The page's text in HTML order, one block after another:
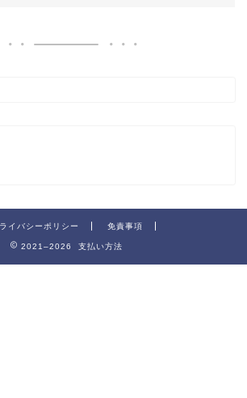
イバシーポリシー 免責事項
2021–2026 支払い方法